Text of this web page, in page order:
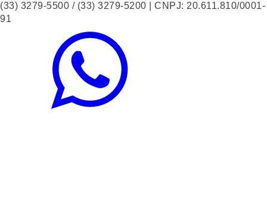
(33) 3279-5500 / (33) 3279-5200 | CNPJ: 20.611.810/0001-
91